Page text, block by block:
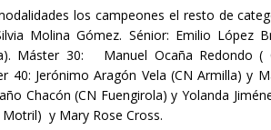
los campeones el resto de
Molina Gómez. Sénior: Emilio López
Máster 30: Manuel Ocaña Redondo (
40: Jerónimo Aragón Vela (CN Armilla) y
Chacón (CN Fuengirola) y Yolanda
y Mary Rose Cross.